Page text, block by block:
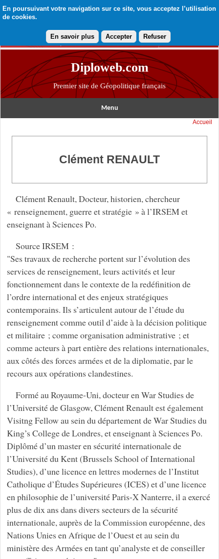
En poursuivant votre navigation sur ce site, vous acceptez l’utilisation
de cookies.
En savoir plus Accepter Refuser
Diploweb.com
Premier site de Géopolitique français
Menu
Accueil
Clément RENAULT
Clément Renault, Docteur, historien, chercheur
« renseignement, guerre et stratégie » à l’IRSEM et
enseignant à Sciences Po.
Source IRSEM :
"Ses travaux de recherche portent sur l’évolution des
services de renseignement, leurs activités et leur
fonctionnement dans le contexte de la redéfinition de
l’ordre international et des enjeux stratégiques
contemporains. Ils s’articulent autour de l’étude du
renseignement comme outil d’aide à la décision politique
et militaire ; comme organisation administrative ; et
comme acteurs à part entière des relations internationales,
aux côtés des forces armées et de la diplomatie, par le
recours aux opérations clandestines.
Formé au Royaume-Uni, docteur en War Studies de
l’Université de Glasgow, Clément Renault est également
Visitng Fellow au sein du département de War Studies du
King’s College de Londres, et enseignant à Sciences Po.
Diplômé d’un master en sécurité internationale de
l’Université du Kent (Brussels School of International
Studies), d’une licence en lettres modernes de l’Institut
Catholique d’Études Supérieures (ICES) et d’une licence
en philosophie de l’université Paris-X Nanterre, il a exercé
plus de dix ans dans divers secteurs de la sécurité
internationale, auprès de la Commission européenne, des
Nations Unies en Afrique de l’Ouest et au sein du
ministère des Armées en tant qu’analyste et de conseiller